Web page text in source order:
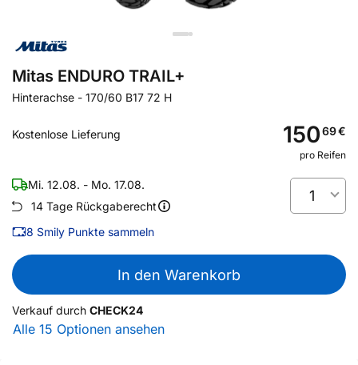
Mitas ENDURO TRAIL+
Hinterachse - 170/60 B17 72 H
Kostenlose Lieferung 15069€
pro Reifen
Mi. 12.08. - Mo. 17.08.
14 Tage Rückgaberecht
8 Smily Punkte sammeln
1
In den Warenkorb
Verkauf durch CHECK24
Alle 15 Optionen ansehen